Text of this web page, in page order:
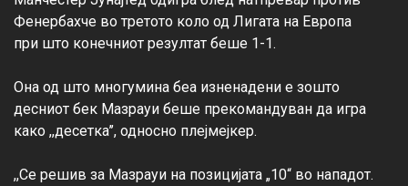
Фенербахче во третото коло од Лигата на Европа
при што конечниот резултат беше 1-1.
Она од што многумина беа изненадени е зошто
десниот бек Мазрауи беше прекомандуван да игра
како ,,десетка’’, односно плејмејкер.
,,Се решив за Мазрауи на позицијата „10“ во нападот.